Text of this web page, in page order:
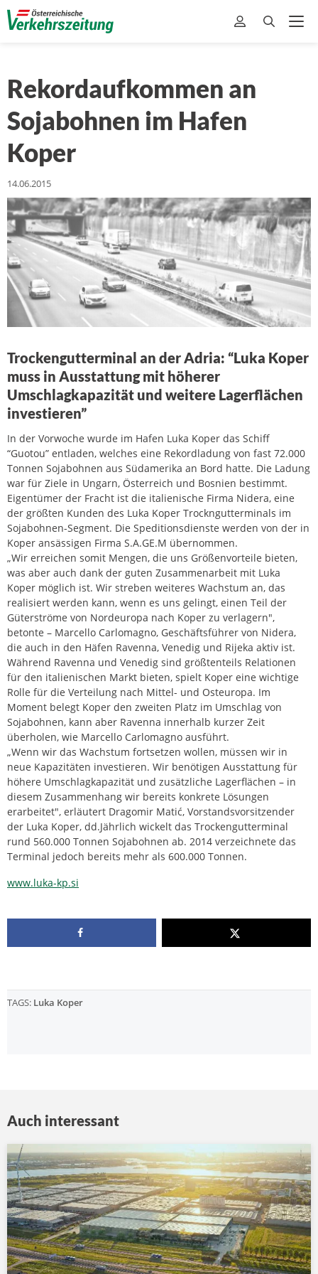
Rekordaufkommen an
Sojabohnen im Hafen
Koper
14.06.2015
Trockengutterminal an der Adria: “Luka Koper
muss in Ausstattung mit höherer
Umschlagkapazität und weitere Lagerflächen
investieren”
In der Vorwoche wurde im Hafen Luka Koper das Schiff
“Guotou” entladen, welches eine Rekordladung von fast 72.000
Tonnen Sojabohnen aus Südamerika an Bord hatte. Die Ladung
war für Ziele in Ungarn, Österreich und Bosnien bestimmt.
Eigentümer der Fracht ist die italienische Firma Nidera, eine
der größten Kunden des Luka Koper Trockngutterminals im
Sojabohnen-Segment. Die Speditionsdienste werden von der in
Koper ansässigen Firma S.A.GE.M übernommen.
„Wir erreichen somit Mengen, die uns Größenvorteile bieten,
was aber auch dank der guten Zusammenarbeit mit Luka
Koper möglich ist. Wir streben weiteres Wachstum an, das
realisiert werden kann, wenn es uns gelingt, einen Teil der
Güterströme von Nordeuropa nach Koper zu verlagern",
betonte – Marcello Carlomagno, Geschäftsführer von Nidera,
die auch in den Häfen Ravenna, Venedig und Rijeka aktiv ist.
Während Ravenna und Venedig sind größtenteils Relationen
für den italienischen Markt bieten, spielt Koper eine wichtige
Rolle für die Verteilung nach Mittel- und Osteuropa. Im
Moment belegt Koper den zweiten Platz im Umschlag von
Sojabohnen, kann aber Ravenna innerhalb kurzer Zeit
überholen, wie Marcello Carlomagno ausführt.
„Wenn wir das Wachstum fortsetzen wollen, müssen wir in
neue Kapazitäten investieren. Wir benötigen Ausstattung für
höhere Umschlagkapazität und zusätzliche Lagerflächen – in
diesem Zusammenhang wir bereits konkrete Lösungen
erarbeitet", erläutert Dragomir Matić, Vorstandsvorsitzender
der Luka Koper, dd.Jährlich wickelt das Trockengutterminal
rund 560.000 Tonnen Sojabohnen ab. 2014 verzeichnete das
Terminal jedoch bereits mehr als 600.000 Tonnen.
www.luka-kp.si
TAGS: Luka Koper
Auch interessant